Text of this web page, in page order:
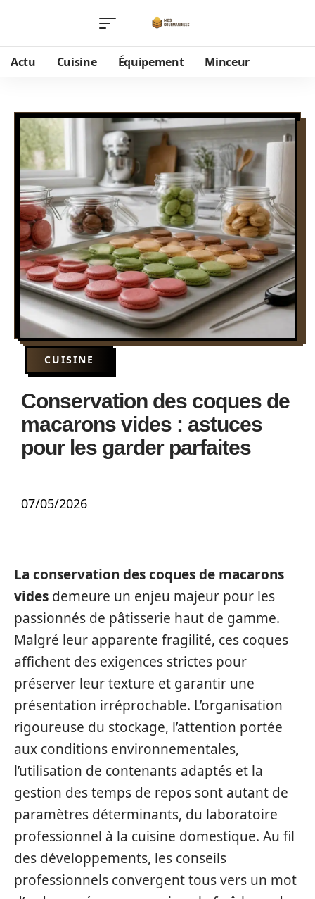
Actu Cuisine Équipement Minceur
CUISINE
Conservation des coques de
macarons vides : astuces
pour les garder parfaites
07/05/2026
La conservation des coques de macarons
vides demeure un enjeu majeur pour les
passionnés de pâtisserie haut de gamme.
Malgré leur apparente fragilité, ces coques
affichent des exigences strictes pour
préserver leur texture et garantir une
présentation irréprochable. L’organisation
rigoureuse du stockage, l’attention portée
aux conditions environnementales,
l’utilisation de contenants adaptés et la
gestion des temps de repos sont autant de
paramètres déterminants, du laboratoire
professionnel à la cuisine domestique. Au fil
des développements, les conseils
professionnels convergent tous vers un mot